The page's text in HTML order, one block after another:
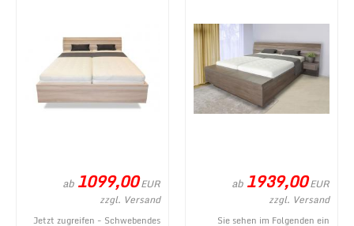
ab 1099,00EUR
zzgl. Versand
Jetzt zugreifen - Schwebendes
ab 1939,00EUR
zzgl. Versand
Sie sehen im Folgenden ein